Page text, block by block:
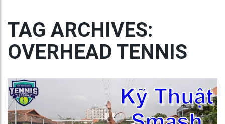
TAG ARCHIVES:
OVERHEAD TENNIS